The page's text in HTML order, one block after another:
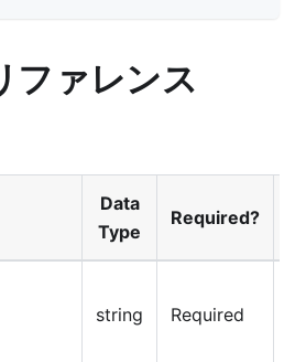
ファレンス
Data
Type
Required?
string Required